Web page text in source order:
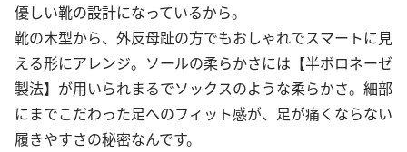
優しい靴の設計になっているから。
靴の木型から、外反母趾の方でもおしゃれでスマートに見
える形にアレンジ。ソールの柔らかさには【半ボロネーゼ
製法】が用いられまるでソックスのような柔らかさ。細部
にまでこだわった足へのフィット感が、足が痛くならない
履きやすさの秘密なんです。